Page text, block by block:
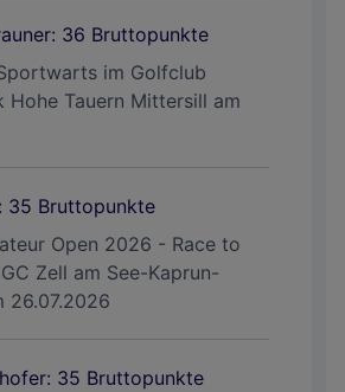
36 Bruttopunkte
im Golfclub
Hohe Tauern Mittersill am
35 Bruttopunkte
Open 2026 - Race to
Zell am See-Kaprun-
26.07.2026
35 Bruttopunkte